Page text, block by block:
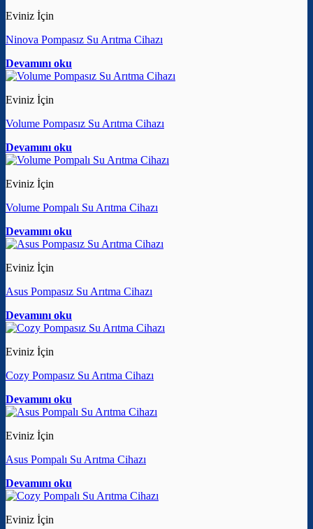
Eviniz İçin
Ninova Pompasız Su Arıtma Cihazı
Devamını oku
Eviniz İçin
Volume Pompasız Su Arıtma Cihazı
Devamını oku
Eviniz İçin
Volume Pompalı Su Arıtma Cihazı
Devamını oku
Eviniz İçin
Asus Pompasız Su Arıtma Cihazı
Devamını oku
Eviniz İçin
Cozy Pompasız Su Arıtma Cihazı
Devamını oku
Eviniz İçin
Asus Pompalı Su Arıtma Cihazı
Devamını oku
Eviniz İçin